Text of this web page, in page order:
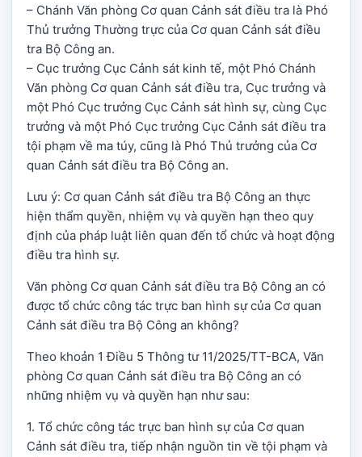
– Chánh Văn phòng Cơ quan Cảnh sát điều tra là Phó
Thủ trưởng Thường trực của Cơ quan Cảnh sát điều
tra Bộ Công an.
– Cục trưởng Cục Cảnh sát kinh tế, một Phó Chánh
Văn phòng Cơ quan Cảnh sát điều tra, Cục trưởng và
một Phó Cục trưởng Cục Cảnh sát hình sự, cùng Cục
trưởng và một Phó Cục trưởng Cục Cảnh sát điều tra
tội phạm về ma túy, cũng là Phó Thủ trưởng của Cơ
quan Cảnh sát điều tra Bộ Công an.
Lưu ý: Cơ quan Cảnh sát điều tra Bộ Công an thực
hiện thẩm quyền, nhiệm vụ và quyền hạn theo quy
định của pháp luật liên quan đến tổ chức và hoạt động
điều tra hình sự.
Văn phòng Cơ quan Cảnh sát điều tra Bộ Công an có
được tổ chức công tác trực ban hình sự của Cơ quan
Cảnh sát điều tra Bộ Công an không?
Theo khoản 1 Điều 5 Thông tư 11/2025/TT-BCA, Văn
phòng Cơ quan Cảnh sát điều tra Bộ Công an có
những nhiệm vụ và quyền hạn như sau:
1. Tổ chức công tác trực ban hình sự của Cơ quan
Cảnh sát điều tra, tiếp nhận nguồn tin về tội phạm và